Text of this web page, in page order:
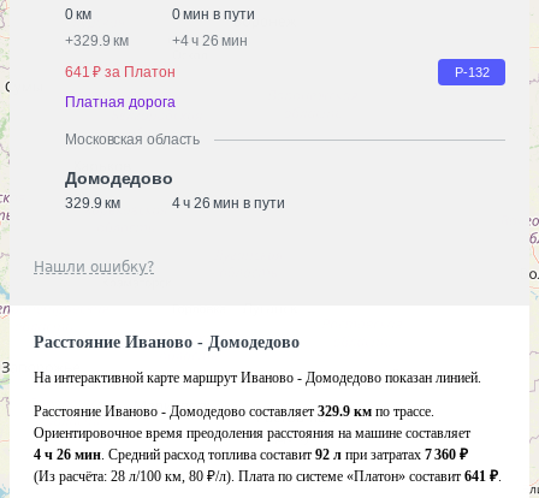
0 км
0 мин в пути
+329.9 км +4 ч 26 мин
641 ₽ за Платон
Р-132
Платная дорога
Московская область
Домодедово
329.9 км 4 ч 26 мин в пути
Нашли ошибку?
Расстояние Иваново - Домодедово
На интерактивной карте маршрут Иваново - Домодедово показан линией.
Расстояние Иваново - Домодедово составляет 329.9 км по трассе.
Ориентировочное время преодоления расстояния на машине составляет
4 ч 26 мин. Средний расход топлива составит 92 л при затратах 7 360 ₽
(Из расчёта: 28 л/100 км, 80 ₽/л). Плата по системе «Платон» составит 641 ₽.